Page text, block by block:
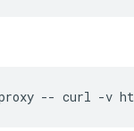
-- curl -v